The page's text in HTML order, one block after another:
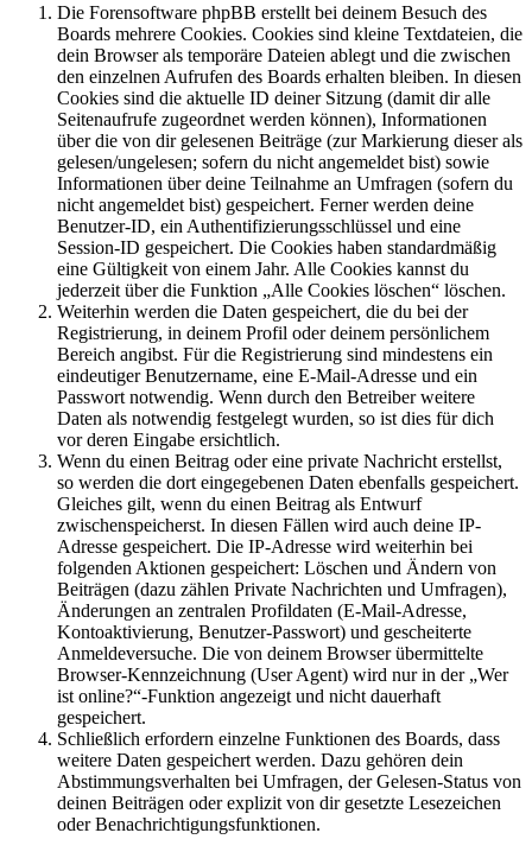
Die Forensoftware phpBB erstellt bei deinem Besuch des
Boards mehrere Cookies. Cookies sind kleine Textdateien, die
dein Browser als temporäre Dateien ablegt und die zwischen
den einzelnen Aufrufen des Boards erhalten bleiben. In diesen
Cookies sind die aktuelle ID deiner Sitzung (damit dir alle
Seitenaufrufe zugeordnet werden können), Informationen
über die von dir gelesenen Beiträge (zur Markierung dieser als
gelesen/ungelesen; sofern du nicht angemeldet bist) sowie
Informationen über deine Teilnahme an Umfragen (sofern du
nicht angemeldet bist) gespeichert. Ferner werden deine
Benutzer-ID, ein Authentifizierungsschlüssel und eine
Session-ID gespeichert. Die Cookies haben standardmäßig
eine Gültigkeit von einem Jahr. Alle Cookies kannst du
jederzeit über die Funktion „Alle Cookies löschen“ löschen.
Weiterhin werden die Daten gespeichert, die du bei der
Registrierung, in deinem Profil oder deinem persönlichem
Bereich angibst. Für die Registrierung sind mindestens ein
eindeutiger Benutzername, eine E-Mail-Adresse und ein
Passwort notwendig. Wenn durch den Betreiber weitere
Daten als notwendig festgelegt wurden, so ist dies für dich
vor deren Eingabe ersichtlich.
Wenn du einen Beitrag oder eine private Nachricht erstellst,
so werden die dort eingegebenen Daten ebenfalls gespeichert.
Gleiches gilt, wenn du einen Beitrag als Entwurf
zwischenspeicherst. In diesen Fällen wird auch deine IP-
Adresse gespeichert. Die IP-Adresse wird weiterhin bei
folgenden Aktionen gespeichert: Löschen und Ändern von
Beiträgen (dazu zählen Private Nachrichten und Umfragen),
Änderungen an zentralen Profildaten (E-Mail-Adresse,
Kontoaktivierung, Benutzer-Passwort) und gescheiterte
Anmeldeversuche. Die von deinem Browser übermittelte
Browser-Kennzeichnung (User Agent) wird nur in der „Wer
ist online?“-Funktion angezeigt und nicht dauerhaft
gespeichert.
Schließlich erfordern einzelne Funktionen des Boards, dass
weitere Daten gespeichert werden. Dazu gehören dein
Abstimmungsverhalten bei Umfragen, der Gelesen-Status von
deinen Beiträgen oder explizit von dir gesetzte Lesezeichen
oder Benachrichtigungsfunktionen.